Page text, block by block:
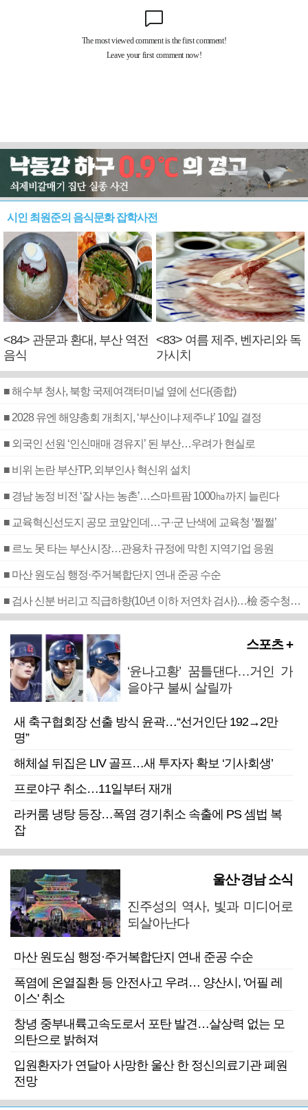
시인 최원준의 음식문화 잡학사전
<84> 관문과 환대, 부산 역전
음식
<83> 여름 제주, 벤자리와 독
가시치
■ 해수부 청사, 북항 국제여객터미널 옆에 선다(종합)
■ 2028 유엔 해양총회 개최지, ‘부산이냐 제주냐’ 10일 결정
■ 외국인 선원 ‘인신매매 경유지’ 된 부산…우려가 현실로
■ 비위 논란 부산TP, 외부인사 혁신위 설치
■ 경남 농정 비전 ‘잘 사는 농촌’…스마트팜 1000㏊까지 늘린다
■ 교육혁신선도지 공모 코앞인데…구·군 난색에 교육청 ‘쩔쩔’
■ 르노 못 타는 부산시장…관용차 규정에 막힌 지역기업 응원
■ 마산 원도심 행정·주거복합단지 연내 준공 수순
■ 검사 신분 버리고 직급하향(10년 이하 저연차 검사)…檢 중수청행 기피
스포츠 +
‘윤나고황’ 꿈틀댄다…거인 가
을야구 불씨 살릴까
새 축구협회장 선출 방식 윤곽…“선거인단 192→2만
명”
해체설 뒤집은 LIV 골프…새 투자자 확보 ‘기사회생’
프로야구 취소…11일부터 재개
라커룸 냉탕 등장…폭염 경기취소 속출에 PS 셈법 복
잡
울산·경남 소식
진주성의 역사, 빛과 미디어로
되살아난다
마산 원도심 행정·주거복합단지 연내 준공 수순
폭염에 온열질환 등 안전사고 우려… 양산시, '어필 레
이스' 취소
창녕 중부내륙고속도로서 포탄 발견…살상력 없는 모
의탄으로 밝혀져
입원환자가 연달아 사망한 울산 한 정신의료기관 폐원
전망